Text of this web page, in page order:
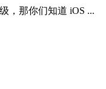
，那你们知道 iOS ...